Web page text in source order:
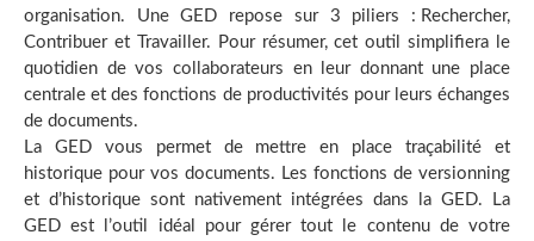
organisation. Une GED repose sur 3 piliers : Rechercher,
Contribuer et Travailler. Pour résumer, cet outil simplifiera le
quotidien de vos collaborateurs en leur donnant une place
centrale et des fonctions de productivités pour leurs échanges
de documents.
La GED vous permet de mettre en place traçabilité et
historique pour vos documents. Les fonctions de versionning
et d’historique sont nativement intégrées dans la GED. La
GED est l’outil idéal pour gérer tout le contenu de votre